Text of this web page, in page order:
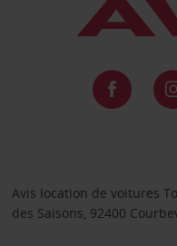
Avis location de voitures
des Saisons, 92400